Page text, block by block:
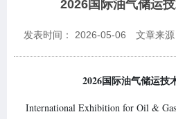
2026国际油气储运
发表时间： 2026-05-06 文章来
2026国际油气储运技
International Exhibition for Oil &